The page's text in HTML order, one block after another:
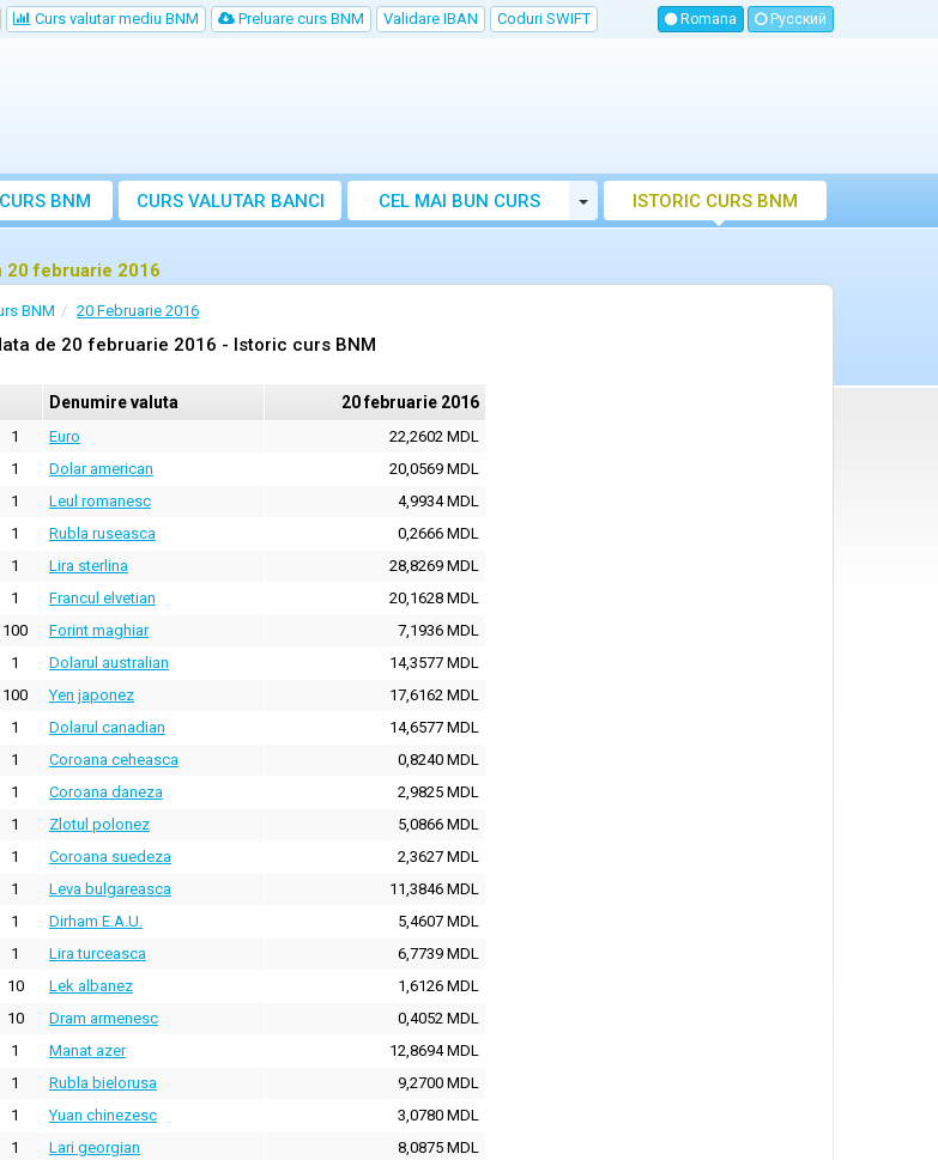
Curs valutar mediu BNM Preluare curs BNM Validare IBAN Coduri SWIFT Romana Русский
BNM CURS VALUTAR BANCI
CEL MAI BUN CURS
VALUTAR MOLDOVA
Toggle Dropdown
ISTORIC CURS BNM
20 februarie 2016
BNM 20 Februarie 2016
de 20 februarie 2016 - Istoric curs BNM
Denumire valuta 20 februarie 2016
1 Euro
22,2602 MDL
1 Dolar american
20,0569 MDL
1 Leul romanesc
4,9934 MDL
1 Rubla ruseasca
0,2666 MDL
1 Lira sterlina
28,8269 MDL
1 Francul elvetian
20,1628 MDL
100 Forint maghiar
7,1936 MDL
1 Dolarul australian
14,3577 MDL
100 Yen japonez
17,6162 MDL
1 Dolarul canadian
14,6577 MDL
1 Coroana ceheasca
0,8240 MDL
1 Coroana daneza
2,9825 MDL
1 Zlotul polonez
5,0866 MDL
1 Coroana suedeza
2,3627 MDL
1 Leva bulgareasca
11,3846 MDL
1 Dirham E.A.U.
5,4607 MDL
1 Lira turceasca
6,7739 MDL
10 Lek albanez
1,6126 MDL
10 Dram armenesc
0,4052 MDL
1 Manat azer
12,8694 MDL
1 Rubla bielorusa
9,2700 MDL
1 Yuan chinezesc
3,0780 MDL
1 Lari georgian
8,0875 MDL